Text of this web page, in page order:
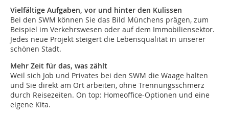
Vielfältige Aufgaben, vor und hinter den Kulissen
Bei den SWM können Sie das Bild Münchens prägen, zum
Beispiel im Verkehrswesen oder auf dem Immobiliensektor.
Jedes neue Projekt steigert die Lebensqualität in unserer
schönen Stadt.
Mehr Zeit für das, was zählt
Weil sich Job und Privates bei den SWM die Waage halten
und Sie direkt am Ort arbeiten, ohne Trennungsschmerz
durch Reisezeiten. On top: Homeoffice-Optionen und eine
eigene Kita.